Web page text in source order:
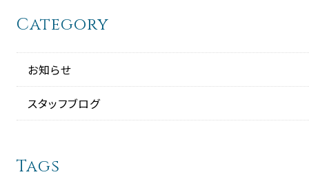
Category
お知らせ
スタッフブログ
Tags